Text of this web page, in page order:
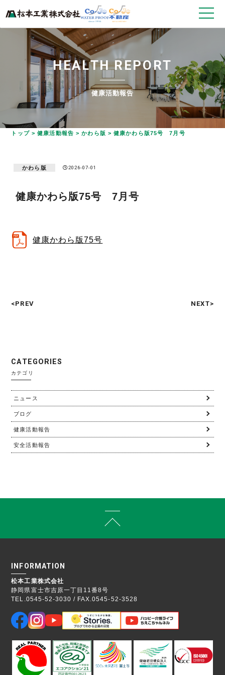
HEALTH REPORT
健康活動報告
トップ>健康活動報告 >かわら版 >健康かわら版75号 7月号
かわら版 2026-07-01
健康かわら版75号 7月号
健康かわら版75号
<PREV NEXT>
CAT EGO R ES
カテゴリ
ニュース
ブログ
健康活動報告
安全活動報告
INFORMATION
松本工業株式会社
静岡県富士市吉原一丁目11番8号
TEL.0545-52-3030 / FAX.0545-52-3528